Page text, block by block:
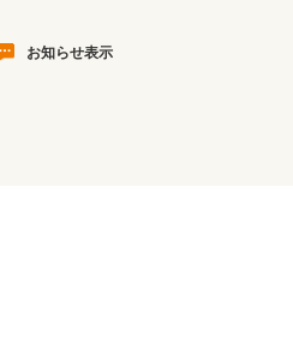
お知らせ表示